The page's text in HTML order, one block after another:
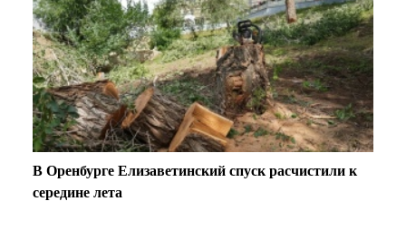
В Оренбурге Елизаветинский спуск расчистили к
середине лета